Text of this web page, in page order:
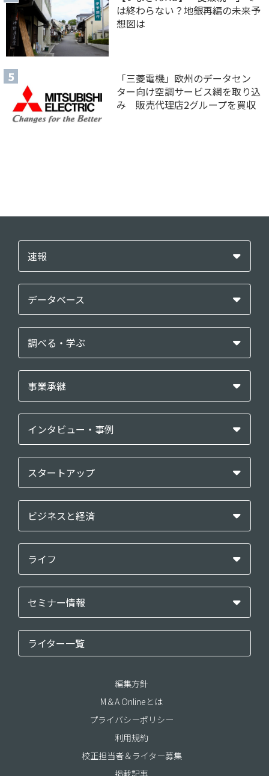
は終わらない？地銀再編の未来予
想図は
「三菱電機」欧州のデータセン
ター向け空調サービス網を取り込
み 販売代理店2グループを買収
速報
データベース
調べる・学ぶ
事業承継
インタビュー・事例
スタートアップ
ビジネスと経済
ライフ
セミナー情報
ライター一覧
編集方針
M＆A Onlineとは
プライバシーポリシー
利用規約
校正担当者＆ライター募集
掲載記事